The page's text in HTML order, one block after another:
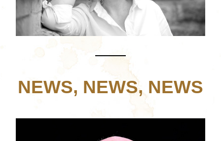
NEWS, NEWS, NEWS